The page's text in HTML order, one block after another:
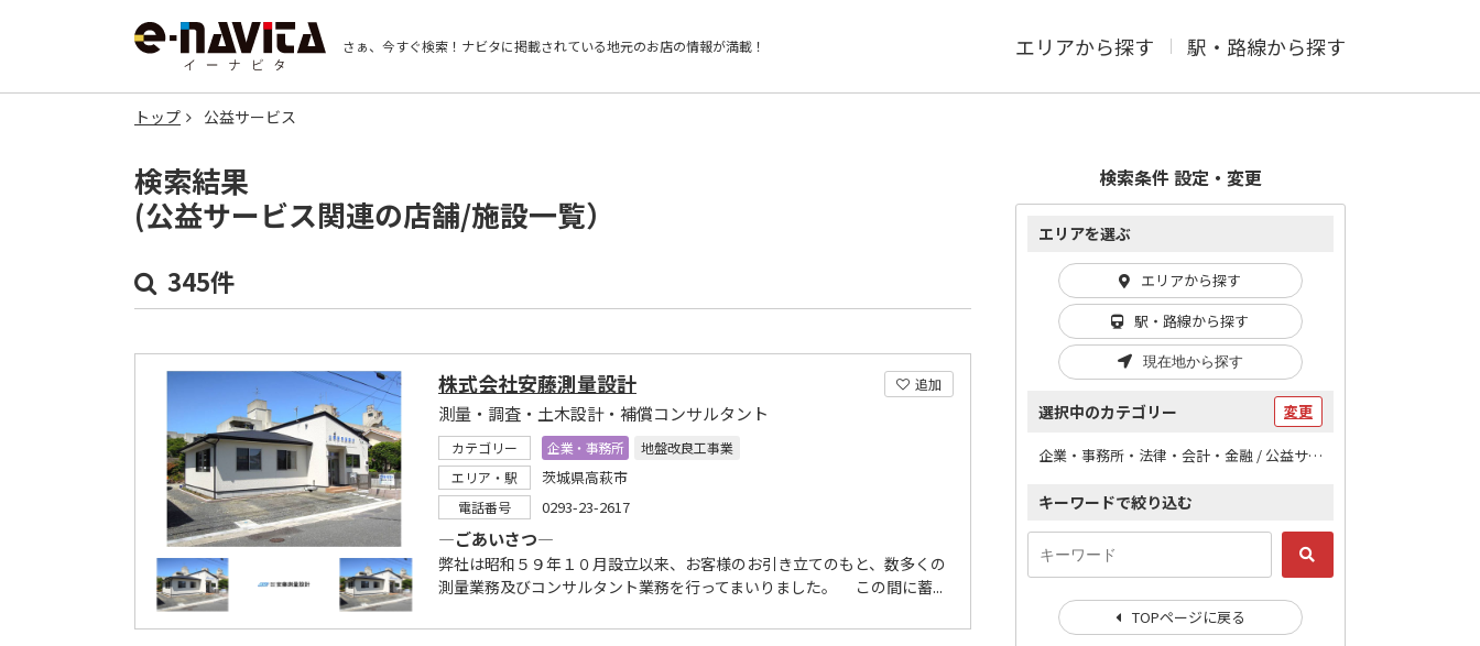
さぁ、今すぐ検索！ ナビタに掲載されている地元のお店の情報が満載！ エリアから探す 駅・路線から探す
トップ 公益サービス
検索結果
(公益サービス関連の店舗/施設一覧）
345件
追加
株式会社安藤測量設計
測量・調査・土木設計・補償コンサルタント
カテゴリー 企業・事務所
地盤改良工事業
エリア・駅
茨城県高萩市
電話番号 0293-23-2617
―ごあいさつ―
弊社は昭和５９年１０月設立以来、お客様のお引き立てのもと、数多くの
測量業務及びコンサルタント業務を行ってまいりました。 この間に蓄...
検索条件 設定・変更
エリアを選ぶ
エリアから探す
駅・路線から探す
現在地から探す
選択中のカテゴリー 変更
企業・事務所・法律・会計・金融 / 公益サービス
キーワードで絞り込む
TOPページに戻る